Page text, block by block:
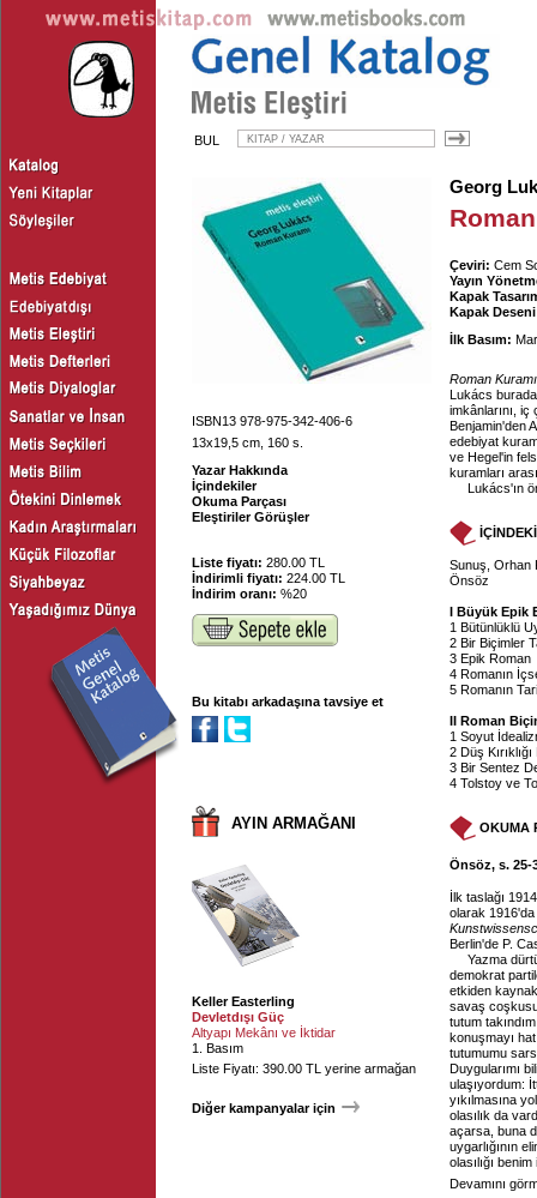
BUL
ISBN13 978-975-342-406-6
13x19,5 cm, 160 s.
Yazar Hakkında
İçindekiler
Okuma Parçası
Eleştiriler Görüşler
Liste fiyatı: 280.00 TL
İndirimli fiyatı: 224.00 TL
İndirim oranı: %20
Bu kitabı arkadaşına tavsiye et
AYIN ARMAĞANI
Keller Easterling
Devletdışı Güç
Altyapı Mekânı ve İktidar
1. Basım
Liste Fiyatı: 390.00 TL yerine armağan
Diğer kampanyalar için
Georg
Çeviri: Cem
Yayın
Kapak
Kapak
İlk Basım:
Roman Kuramı
Lukács
imkânlarını, iç
Benjamin'den
edebiyat
ve Hegel'in
kuramları
Lukács'ın
Sunuş, Orhan
Önsöz
I Büyük Epik
1 Bütünlüklü
2 Bir Biçimler
3 Epik Roman
4 Romanın
5 Romanın
II Roman
1 Soyut
2 Düş
3 Bir Sentez
4 Tolstoy ve
OKUMA
Önsöz, s. 25-
İlk taslağı
olarak
Berlin'de P.
Yazma
demokrat
etkiden
savaş
tutum
konuşmayı
tutumumu
Duygularımı
ulaşıyordum:
yıkılmasına
olasılık da
açarsa, buna
uygarlığının
olasılığı
Devamını